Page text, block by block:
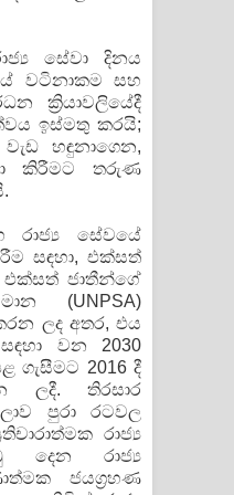
පද පෙළ
Lyrics - මනෝභව
Lyrics - ආකාහේ
Lyrics - රාවය ගීතයේ
Lyrics - සද්දෙට
සේවා දිනය
වටිනාකම සහ
ක්‍රියාවලියේදී
ඉස්මතු කරයි;
හඳුනාගෙන,
කිරීමට තරුණ
රාජ්‍ය සේවයේ
සඳහා, එක්සත්
එක්සත් ජාතීන්ගේ
(UNPSA)
ලද අතර, එය
වන 2030
ගැසීමට 2016 දී
ලදී. තිරසාර
පුරා රටවල
රාජ්‍ය
දෙන රාජ්‍ය
ජයග්‍රහණ